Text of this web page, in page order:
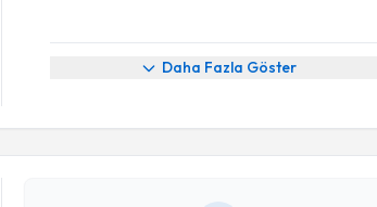
Daha Fazla Göster
Randevu Takvimi Talebi
oluşturun. Size bu uzmandan randevu almanız için bir
hazırlandığında e-posta ile bilgilendireceğiz.